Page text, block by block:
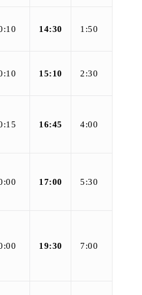
14:30 1:50
15:10 2:30
16:45 4:00
17:00 5:30
19:30 7:00